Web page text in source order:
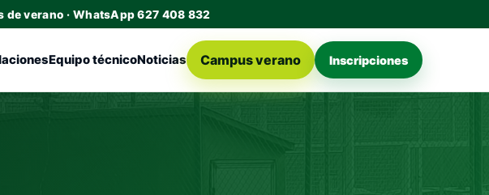
verano · WhatsApp 627 408 832
Equipo técnicoNoticias Campus verano Inscripciones